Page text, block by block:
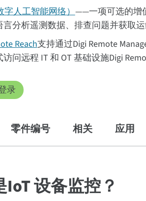
字人工智能网络）——一项可选的增
言分析遥测数据、排查问题并获取
Reach支持通过Digi Remote
问远程 IT 和 OT 基础设施Digi
录
零件编号 相关 应用
IoT 设备监控？